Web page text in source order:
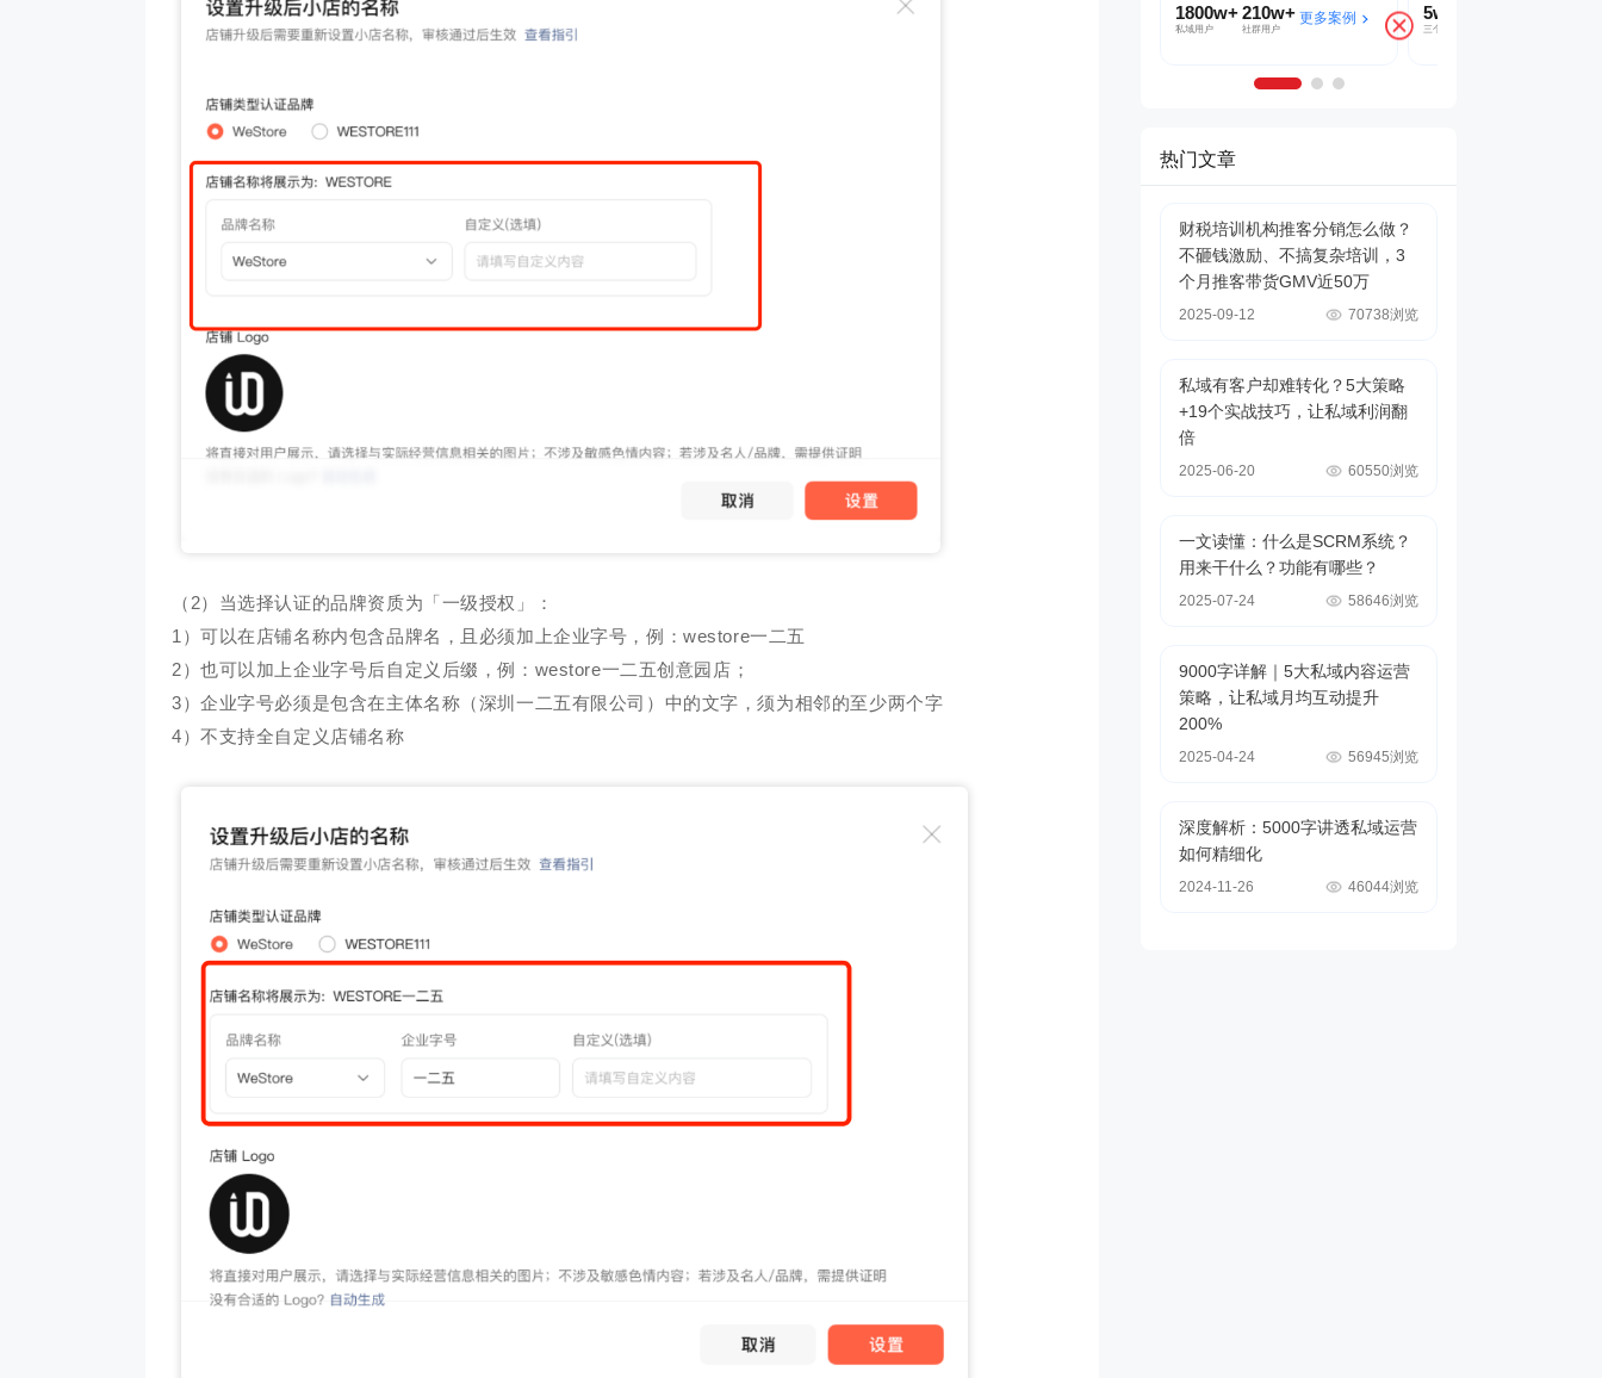
（2）当选择认证的品牌资质为「一级授权」：
1）可以在店铺名称内包含品牌名，且必须加上企业字号，例：westore一二五
2）也可以加上企业字号后自定义后缀，例：westore一二五创意园店；
3）企业字号必须是包含在主体名称（深圳一二五有限公司）中的文字，须为相邻的至少两个字
4）不支持全自定义店铺名称
10000+
单场活动引流
70%+
客户活跃率
更多案例
私域用户 社群用户
1800w+
私域用户
210w+
社群用户
更多案例 5w+
三个月获客
热门文章
财税培训机构推客分销怎么做？
不砸钱激励、不搞复杂培训，3
个月推客带货GMV近50万
2025-09-12 70738浏览
私域有客户却难转化？5大策略
+19个实战技巧，让私域利润翻
倍
2025-06-20 60550浏览
一文读懂：什么是SCRM系统？
用来干什么？功能有哪些？
2025-07-24 58646浏览
9000字详解｜5大私域内容运营
策略，让私域月均互动提升
200%
2025-04-24 56945浏览
深度解析：5000字讲透私域运营
如何精细化
2024-11-26 46044浏览